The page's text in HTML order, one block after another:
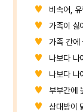
비속어,
가족이 싫
가족 간에
나보다 나
나보다 나
부부간에
상대방이